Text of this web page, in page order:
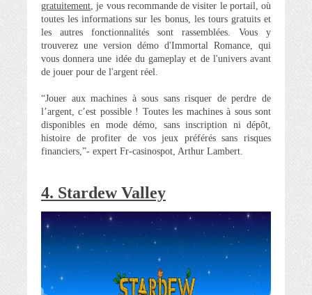
gratuitement, je vous recommande de visiter le portail, où
toutes les informations sur les bonus, les tours gratuits et
les autres fonctionnalités sont rassemblées. Vous y
trouverez une version démo d'Immortal Romance, qui
vous donnera une idée du gameplay et de l'univers avant
de jouer pour de l'argent réel.
“Jouer aux machines à sous sans risquer de perdre de
l’argent, c’est possible ! Toutes les machines à sous sont
disponibles en mode démo, sans inscription ni dépôt,
histoire de profiter de vos jeux préférés sans risques
financiers,”- expert Fr-сasinospot, Arthur Lambert.
4. Stardew Valley